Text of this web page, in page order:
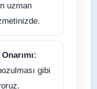
uzman
gibi